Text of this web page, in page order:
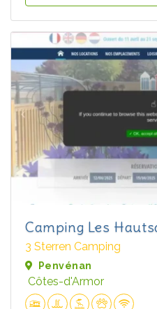
Camping Les
3 Sterren Camping
Penvénan
Côtes-d'Armor